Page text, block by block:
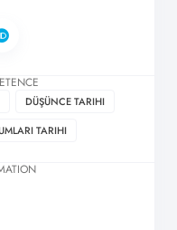
DÜŞÜNCE TARIHI
TARIHI